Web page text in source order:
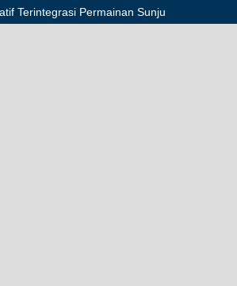
Terintegrasi Permainan Sunju